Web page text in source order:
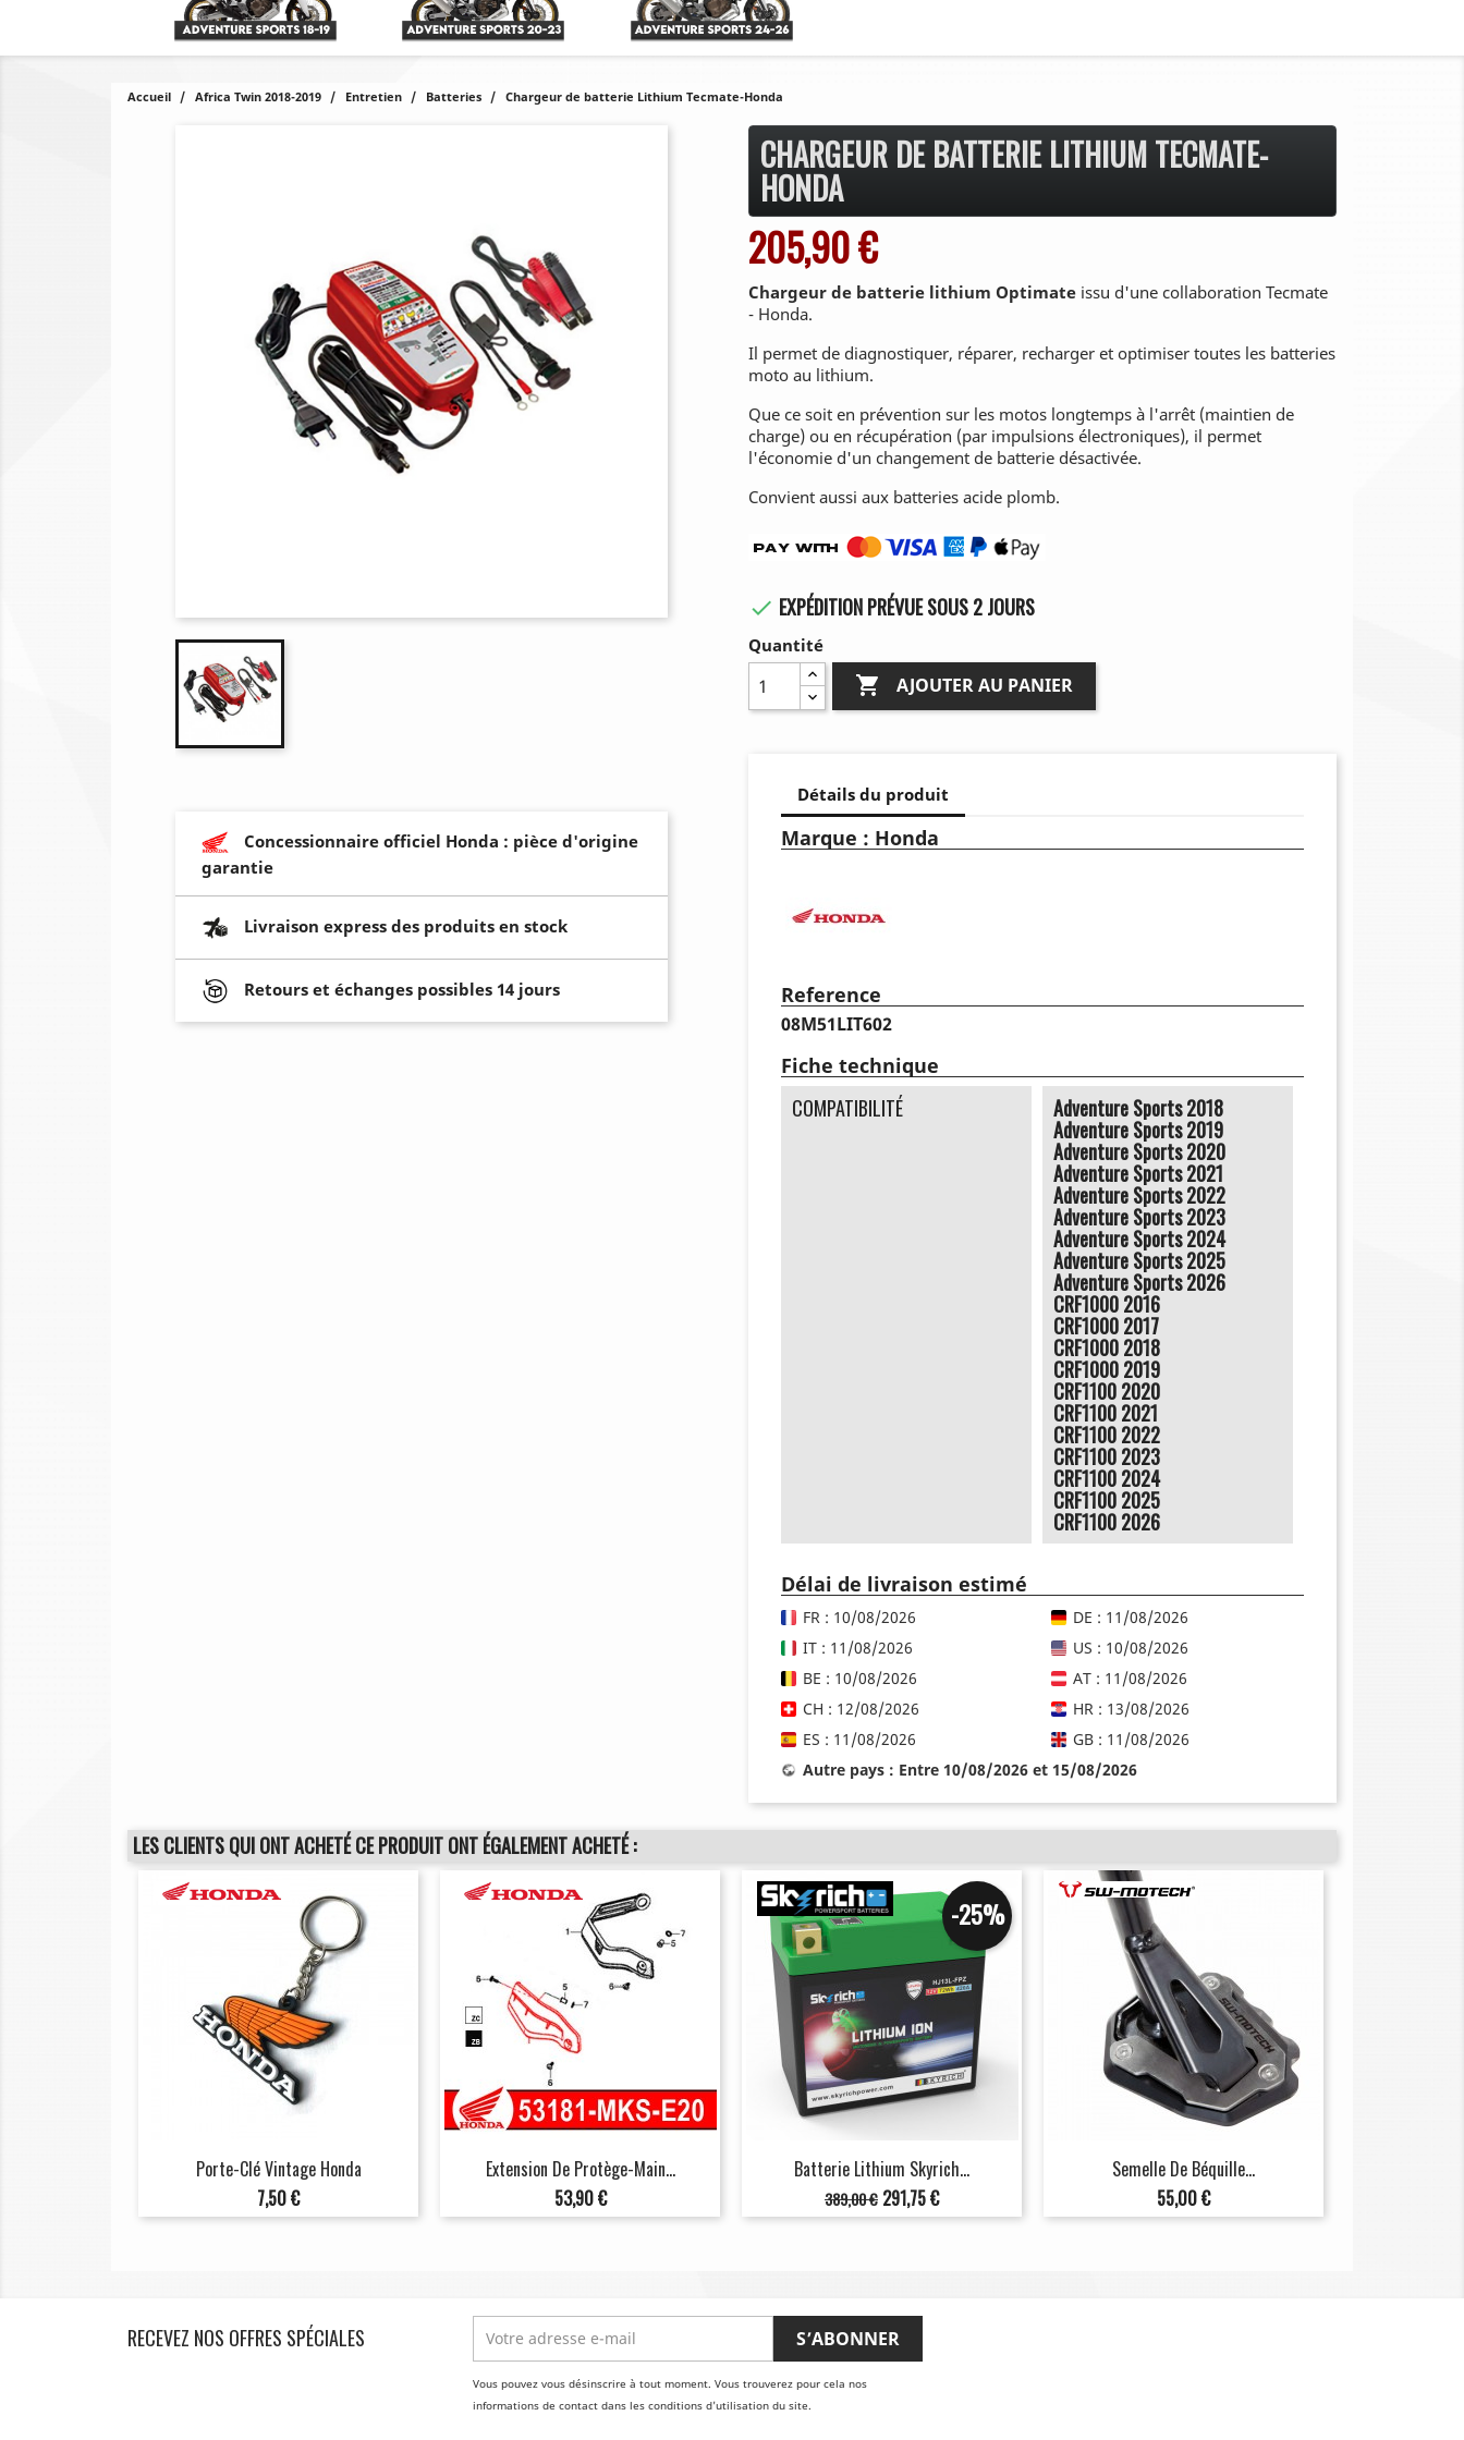
Accueil Africa Twin 2018-2019 Entretien Batteries Chargeur de batterie Lithium Tecmate-Honda
Concessionnaire officiel Honda : pièce d'origine
garantie
Livraison express des produits en stock
Retours et échanges possibles 14 jours
CHARGEUR DE BATTERIE LITHIUM TECMATE-
HONDA
205,90 €
Chargeur de batterie lithium Optimate issu d'une collaboration Tecmate
- Honda.
Il permet de diagnostiquer, réparer, recharger et optimiser toutes les batteries
moto au lithium.
Que ce soit en prévention sur les motos longtemps à l'arrêt (maintien de
charge) ou en récupération (par impulsions électroniques), il permet
l'économie d'un changement de batterie désactivée.
Convient aussi aux batteries acide plomb.
 EXPÉDITION PRÉVUE SOUS 2 JOURS
Quantité
 AJOUTER AU PANIER
Détails du produit
Marque : Honda
Reference
08M51LIT602
Fiche technique
COMPATIBILITÉ Adventure Sports 2018
Adventure Sports 2019
Adventure Sports 2020
Adventure Sports 2021
Adventure Sports 2022
Adventure Sports 2023
Adventure Sports 2024
Adventure Sports 2025
Adventure Sports 2026
CRF1000 2016
CRF1000 2017
CRF1000 2018
CRF1000 2019
CRF1100 2020
CRF1100 2021
CRF1100 2022
CRF1100 2023
CRF1100 2024
CRF1100 2025
CRF1100 2026
Délai de livraison estimé
FR : 10/08/2026
DE : 11/08/2026
IT : 11/08/2026
US : 10/08/2026
BE : 10/08/2026
AT : 11/08/2026
CH : 12/08/2026
HR : 13/08/2026
ES : 11/08/2026
GB : 11/08/2026
Autre pays : Entre 10/08/2026 et 15/08/2026
LES CLIENTS QUI ONT ACHETÉ CE PRODUIT ONT ÉGALEMENT ACHETÉ :
Porte-Clé Vintage Honda
Prix
7,50 €
Extension De Protège-Main...
Prix
53,90 €
Batterie Lithium Skyrich...
Prix
de
389,00 €
-25%
Prix
291,75 €
Semelle De Béquille...
Prix
55,00 €
RECEVEZ NOS OFFRES SPÉCIALES
Vous pouvez vous désinscrire à tout moment. Vous trouverez pour cela nos
informations de contact dans les conditions d'utilisation du site.